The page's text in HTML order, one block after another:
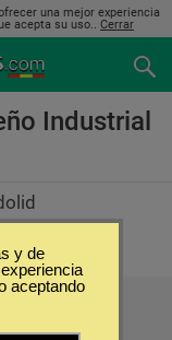
una mejor experiencia
acepta su uso.. Cerrar
Industrial
y de
aceptando